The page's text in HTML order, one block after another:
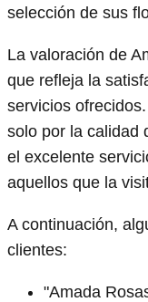
selección de sus
La valoración de
que refleja la
servicios
solo por la calidad
el excelente
aquellos que la
A continuación,
clientes:
"Amada